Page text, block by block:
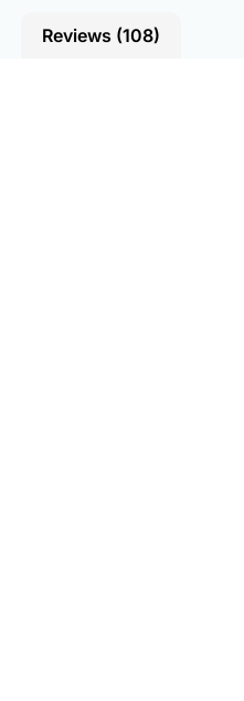
Reviews (108)